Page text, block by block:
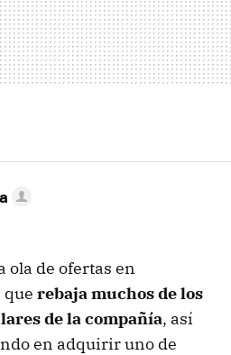
ola de ofertas en
rebaja muchos de los
de la compañía, así
en adquirir uno de